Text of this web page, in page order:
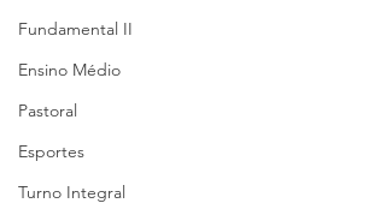
Fundamental II
Ensino Médio
Pastoral
Esportes
Turno Integral